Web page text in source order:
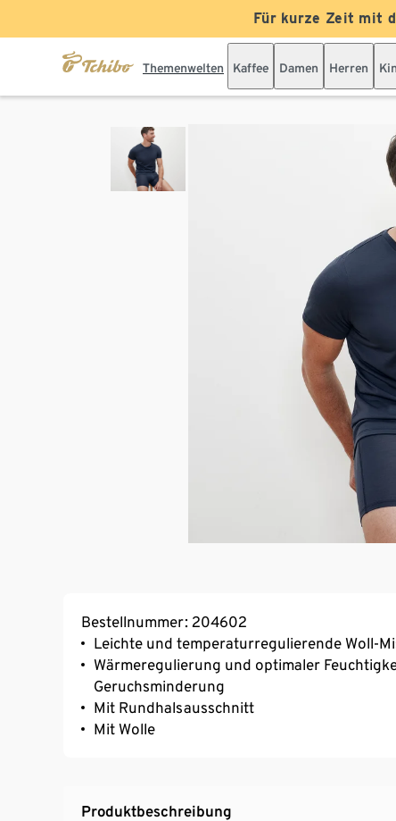
Für kurze Zeit mit
Themenwelten Kaffee Damen Herren
Bestellnummer: 204602
Leichte und temperaturregulierende Woll-
Wärmeregulierung und optimaler
Geruchsminderung
Mit Rundhalsausschnitt
Mit Wolle
Produktbeschreibung